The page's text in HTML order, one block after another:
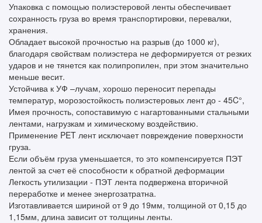
Упаковка с помощью полиэстеровой ленты обеспечивает
сохранность груза во время транспортировки, перевалки,
хранения.
Обладает высокой прочностью на разрыв (до 1000 кг),
благодаря свойствам полиэстера не деформируется от резких
ударов и не тянется как полипропилен, при этом значительно
меньше весит.
Устойчива к УФ –лучам, хорошо переносит перепады
температур, морозостойкость полиэстеровых лент до - 45C°,
Имея прочность, сопоставимую с нагартованными стальными
лентами, нагрузкам и химическому воздействию.
Применение PET лент исключает повреждение поверхности
груза.
Если объём груза уменьшается, то это компенсируется ПЭТ
лентой за счет её способности к обратной деформации
Легкость утилизации - ПЭТ лента подвержена вторичной
переработке и менее энергозатратна.
Изготавливается шириной от 9 до 19мм, толщиной от 0,15 до
1,15мм, длина зависит от толщины ленты.